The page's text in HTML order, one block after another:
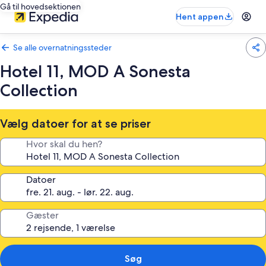
Gå til hovedsektionen
Hent appen
Se alle overnatningssteder
Hotel 11, MOD A Sonesta
Collection
Vælg datoer for at se priser
Hvor skal du hen?
Datoer
Gæster
Søg